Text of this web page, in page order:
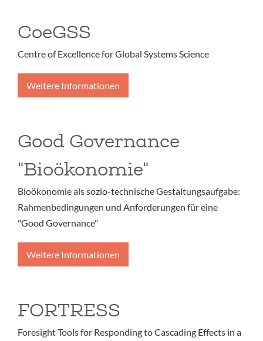
CoeGSS
Centre of Excellence for Global Systems Science
Weitere Informationen
Good Governance
"Bioökonomie"
Bioökonomie als sozio-technische Gestaltungsaufgabe:
Rahmenbedingungen und Anforderungen für eine
"Good Governance"
Weitere Informationen
FORTRESS
Foresight Tools for Responding to Cascading Effects in a